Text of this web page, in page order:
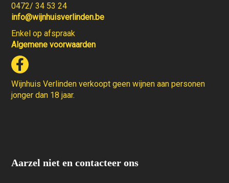
0472/ 34 53 24
info@wijnhuisverlinden.be
Enkel op afspraak
Algemene voorwaarden
Wijnhuis Verlinden verkoopt geen wijnen aan personen
jonger dan 18 jaar.
Aarzel niet en contacteer ons